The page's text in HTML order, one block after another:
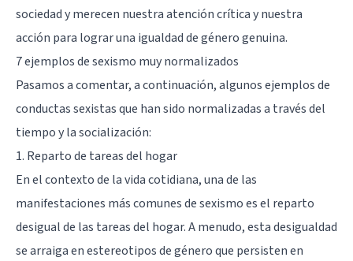
sociedad y merecen nuestra atención crítica y nuestra
acción para lograr una igualdad de género genuina.
7 ejemplos de sexismo muy normalizados
Pasamos a comentar, a continuación, algunos ejemplos de
conductas sexistas que han sido normalizadas a través del
tiempo y la socialización:
1. Reparto de tareas del hogar
En el contexto de la vida cotidiana, una de las
manifestaciones más comunes de sexismo es el reparto
desigual de las tareas del hogar. A menudo, esta desigualdad
se arraiga en estereotipos de género que persisten en